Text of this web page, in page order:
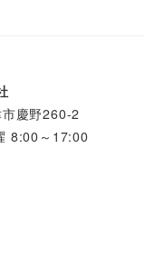
慶野260-2
8:00～17:00